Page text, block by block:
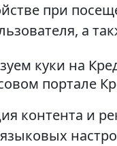
при
а
куки на
портале
контента и